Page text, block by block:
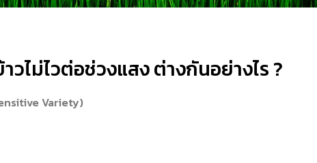
วไม่ไวต่อช่วงแสง ต่างกันอย่างไร ?
Variety)